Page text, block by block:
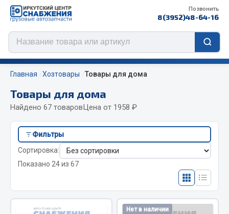
Позвонить
8(3952)48-64-16
Цепи противоскольжения
ЦЕПИ РОССИЯ
ЦЕПИ BOHU (Китай)
Изготовление цепей на колеса BOHU
Весь раздел
Главная Хозтовары Товары для дома
Товары для дома
Найдено 67 товаровЦена от 1958 ₽
Фильтры
Сортировка:
Показано 24 из 67
Нет в наличии